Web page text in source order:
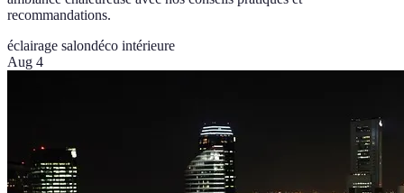
recommandations.
éclairage salondéco intérieure
Aug 4